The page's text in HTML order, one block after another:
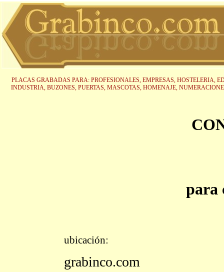
PLACAS GRABADAS PARA: PROFESIONALES, EMPRESAS, HOSTELERIA,
INDUSTRIA, BUZONES, PUERTAS, MASCOTAS, HOMENAJE,
para
ubicación:
grabinco.com